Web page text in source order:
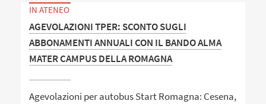
IN ATENEO
AGEVOLAZIONI TPER: SCONTO SUGLI
ABBONAMENTI ANNUALI CON IL BANDO ALMA
MATER CAMPUS DELLA ROMAGNA
Agevolazioni per autobus Start Romagna: Cesena,